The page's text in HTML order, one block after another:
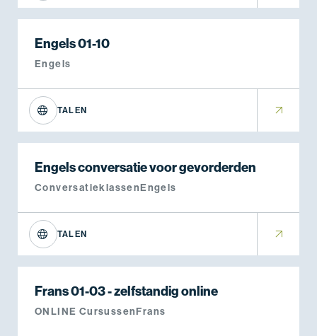
Engels 01-10
Engels
TALEN
Engels conversatie voor gevorderden
ConversatieklassenEngels
TALEN
Frans 01-03 - zelfstandig online
ONLINE CursussenFrans